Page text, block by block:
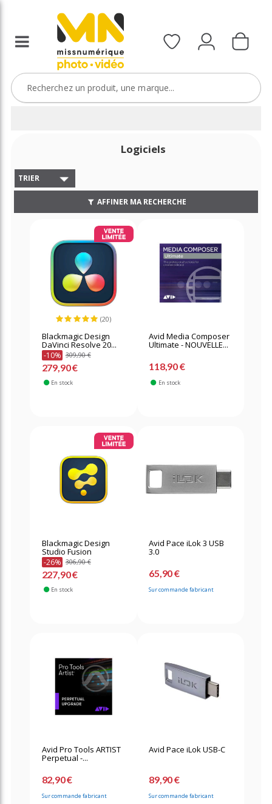
Logiciels
TRIER
AFFINER MA RECHERCHE
(20)
Blackmagic Design
DaVinci Resolve 20...
-10% 309,90 €
279,90 €
En stock
Avid Media Composer
Ultimate - NOUVELLE...
118,90 €
En stock
Blackmagic Design
Studio Fusion
-26% 306,90 €
227,90 €
En stock
Avid Pace iLok 3 USB
3.0
65,90 €
Sur commande fabricant
Avid Pro Tools ARTIST
Perpetual -...
82,90 €
Sur commande fabricant
Avid Pace iLok USB-C
89,90 €
Sur commande fabricant